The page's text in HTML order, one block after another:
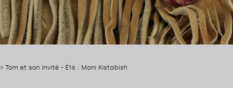
> Tom et son invité - É16 : Moni Kistabish